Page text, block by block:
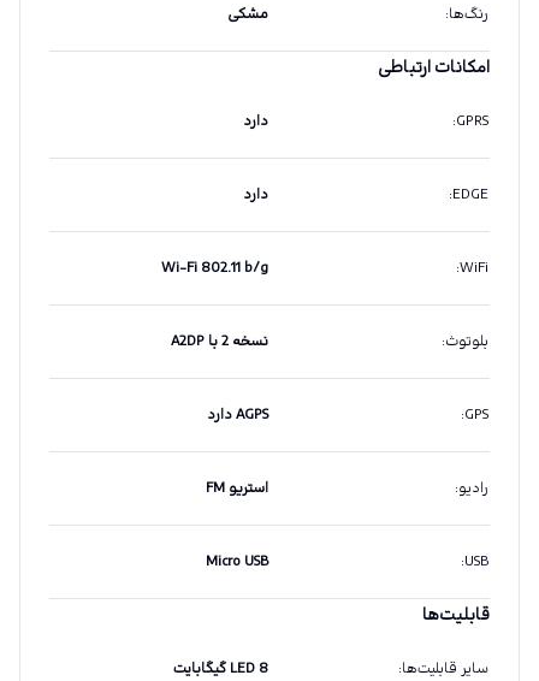
رنگ‌ها: مشکی
امکانات ارتباطی
GPRS
: دارد
EDGE
: دارد
WiFi
:
Wi-Fi 802.11 b/g
بلوتوث: نسخه 2 با A2DP
GPS
: AGPS دارد
رادیو: استریو FM
USB
:
Micro USB
قابلیت‌ها
سایر قابلیت‌ها: LED 8 گیگابایت